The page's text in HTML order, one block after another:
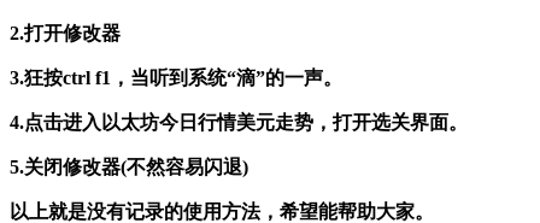
2.打开修改器
3.狂按ctrl f1，当听到系统“滴”的一声。
4.点击进入以太坊今日行情美元走势，打开选关界面。
5.关闭修改器(不然容易闪退)
以上就是没有记录的使用方法，希望能帮助大家。